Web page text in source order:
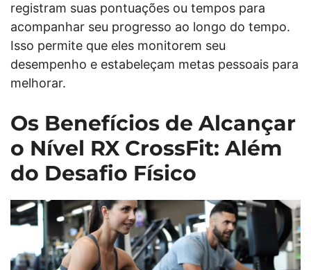
registram suas pontuações ou tempos para
acompanhar seu progresso ao longo do tempo.
Isso permite que eles monitorem seu
desempenho e estabeleçam metas pessoais para
melhorar.
Os Benefícios de Alcançar
o Nível RX CrossFit: Além
do Desafio Físico